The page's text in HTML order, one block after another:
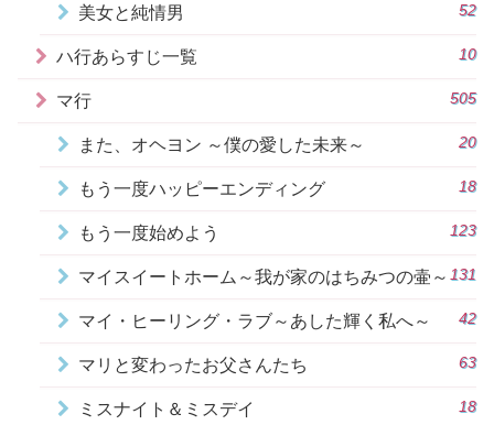
美女と純情男 52
ハ行あらすじ一覧 10
マ行 505
また、オヘヨン ～僕の愛した未来～ 20
もう一度ハッピーエンディング 18
もう一度始めよう 123
マイスイートホーム～我が家のはちみつの壷～ 131
マイ・ヒーリング・ラブ～あした輝く私へ～ 42
マリと変わったお父さんたち 63
ミスナイト＆ミスデイ 18